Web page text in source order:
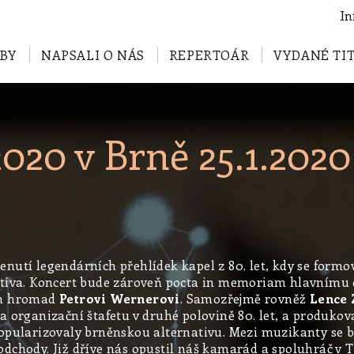
NAPSALI O NÁS REPERTOÁR VYDANÉ
v Brně
legendárních přehlídek kapel z 80. let, kdy se
Koncert bude zároveň pocta in memoriam
hromad Petrovi Wernerovi. Samozřejmě rovněž Lence
organizační štafetu v druhé polovině 80. let, a
brněnskou alternativu. Mezi muzikanty se
Již dříve nás opustil náš kamarád a spoluhráč v